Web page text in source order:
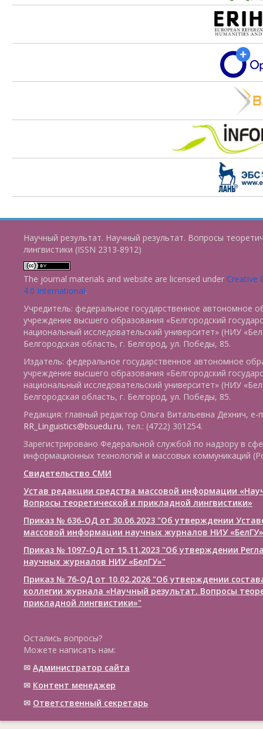
Научный результат. Научный результат. Вопросы
лингвистики (ISSN 2313-8912)
The journal materials and website are licensed under Creative
4.0 International.
Учредитель: федеральное государственное автономное
учреждение высшего образования «Белгородский
национальный исследовательский университет» (НИУ
Белгородская область, г. Белгород, ул. Победы, 85.
Издатель: федеральное государственное автономное
учреждение высшего образования «Белгородский
национальный исследовательский университет» (НИУ
Белгородская область, г. Белгород, ул. Победы, 85.
Редакция: главный редактор Ольга Витальевна Дехнич, e-
RR_Linguistics@bsuedu.ru, тел.: (4722) 301254.
Зарегистрировано Федеральной службой по надзору в
информационных технологий и массовых коммуникаций
Свидетельство СМИ
Устав редакции средства массовой информации
Вопросы теоретической и прикладной лингвистики»
Приказ № 636-ОД от 30.06.2023 "Об утверждении
массовой информации научных журналов НИУ «БелГУ»
Приказ № 1097-ОД от 15.11.2023 "Об утверждении
научных журналов НИУ «БелГУ»"
Приказ № 76-ОД от 10.02.2026 "Об утверждении
коллегии журнала «Научный результат. Вопросы
прикладной лингвистики»"
Остались вопросы?
Можете написать нам:
✉ Администратор сайта
✉ Контент менеджер
✉ Ответственный cекретарь